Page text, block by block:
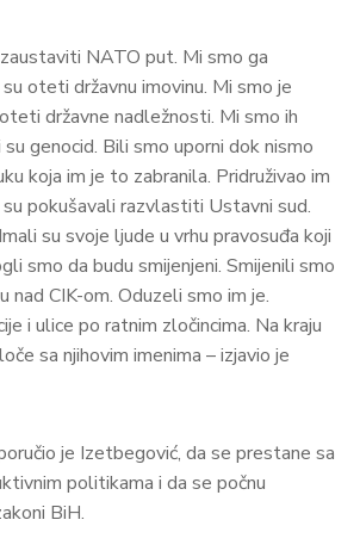
NATO put. Mi smo ga
oteti državnu imovinu. Mi smo je
državne nadležnosti. Mi smo ih
genocid. Bili smo uporni dok nismo
koja im je to zabranila. Pridruživao im
pokušavali razvlastiti Ustavni sud.
su svoje ljude u vrhu pravosuđa koji
smo da budu smijenjeni. Smijenili smo
nad CIK-om. Oduzeli smo im je.
i ulice po ratnim zločincima. Na kraju
sa njihovim imenima – izjavio je
je Izetbegović, da se prestane sa
politikama i da se počnu
BiH.